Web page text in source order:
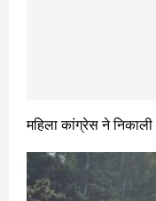
महिला कांग्रेस ने